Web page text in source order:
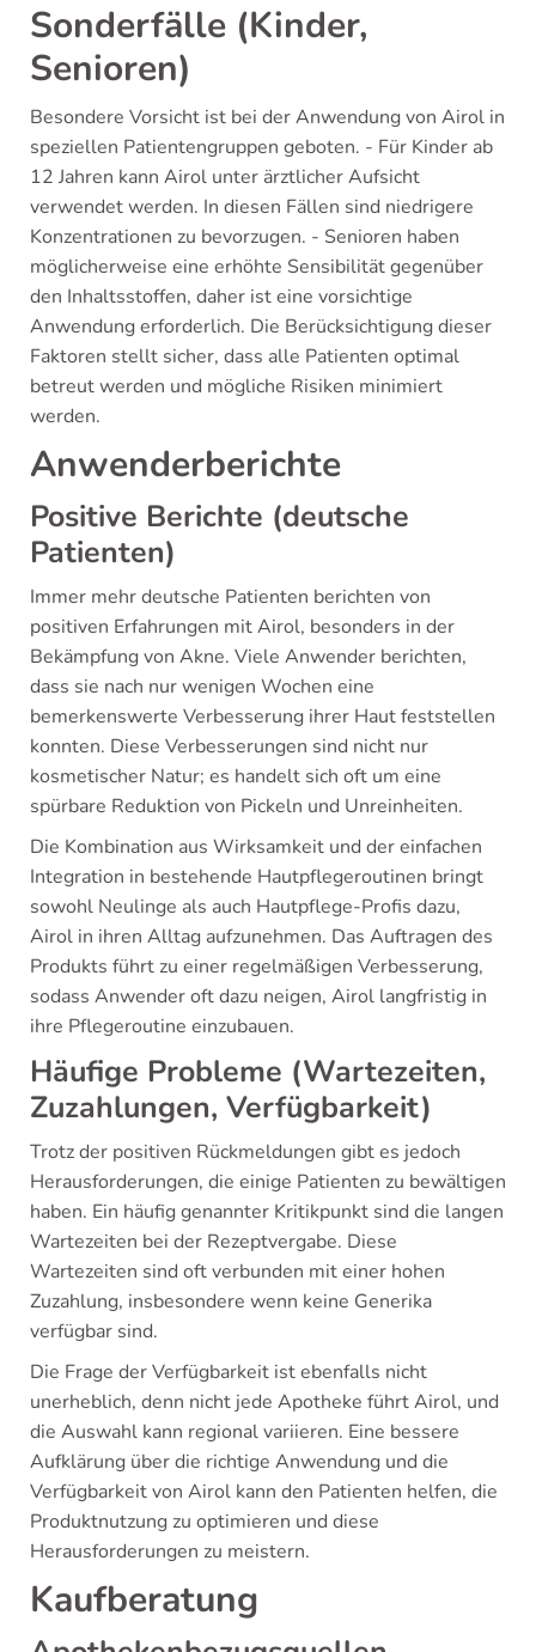
Sonderfälle (Kinder,
Senioren)
Besondere Vorsicht ist bei der Anwendung von Airol in
speziellen Patientengruppen geboten. - Für Kinder ab
12 Jahren kann Airol unter ärztlicher Aufsicht
verwendet werden. In diesen Fällen sind niedrigere
Konzentrationen zu bevorzugen. - Senioren haben
möglicherweise eine erhöhte Sensibilität gegenüber
den Inhaltsstoffen, daher ist eine vorsichtige
Anwendung erforderlich. Die Berücksichtigung dieser
Faktoren stellt sicher, dass alle Patienten optimal
betreut werden und mögliche Risiken minimiert
werden.
Anwenderberichte
Positive Berichte (deutsche
Patienten)
Immer mehr deutsche Patienten berichten von
positiven Erfahrungen mit Airol, besonders in der
Bekämpfung von Akne. Viele Anwender berichten,
dass sie nach nur wenigen Wochen eine
bemerkenswerte Verbesserung ihrer Haut feststellen
konnten. Diese Verbesserungen sind nicht nur
kosmetischer Natur; es handelt sich oft um eine
spürbare Reduktion von Pickeln und Unreinheiten.
Die Kombination aus Wirksamkeit und der einfachen
Integration in bestehende Hautpflegeroutinen bringt
sowohl Neulinge als auch Hautpflege-Profis dazu,
Airol in ihren Alltag aufzunehmen. Das Auftragen des
Produkts führt zu einer regelmäßigen Verbesserung,
sodass Anwender oft dazu neigen, Airol langfristig in
ihre Pflegeroutine einzubauen.
Häufige Probleme (Wartezeiten,
Zuzahlungen, Verfügbarkeit)
Trotz der positiven Rückmeldungen gibt es jedoch
Herausforderungen, die einige Patienten zu bewältigen
haben. Ein häufig genannter Kritikpunkt sind die langen
Wartezeiten bei der Rezeptvergabe. Diese
Wartezeiten sind oft verbunden mit einer hohen
Zuzahlung, insbesondere wenn keine Generika
verfügbar sind.
Die Frage der Verfügbarkeit ist ebenfalls nicht
unerheblich, denn nicht jede Apotheke führt Airol, und
die Auswahl kann regional variieren. Eine bessere
Aufklärung über die richtige Anwendung und die
Verfügbarkeit von Airol kann den Patienten helfen, die
Produktnutzung zu optimieren und diese
Herausforderungen zu meistern.
Kaufberatung